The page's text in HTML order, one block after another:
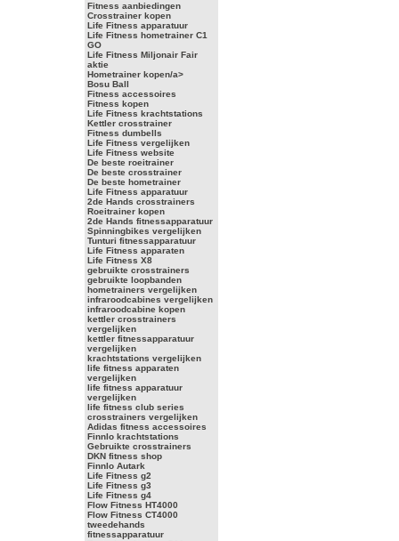
Fitness aanbiedingen
Crosstrainer kopen
Life Fitness apparatuur
Life Fitness hometrainer C1
GO
Life Fitness Miljonair Fair
aktie
Hometrainer kopen/a>
Bosu Ball
Fitness accessoires
Fitness kopen
Life Fitness krachtstations
Kettler crosstrainer
Fitness dumbells
Life Fitness vergelijken
Life Fitness website
De beste roeitrainer
De beste crosstrainer
De beste hometrainer
Life Fitness apparatuur
2de Hands crosstrainers
Roeitrainer kopen
2de Hands fitnessapparatuur
Spinningbikes vergelijken
Tunturi fitnessapparatuur
Life Fitness apparaten
Life Fitness X8
gebruikte crosstrainers
gebruikte loopbanden
hometrainers vergelijken
infraroodcabines vergelijken
infraroodcabine kopen
kettler crosstrainers
vergelijken
kettler fitnessapparatuur
vergelijken
krachtstations vergelijken
life fitness apparaten
vergelijken
life fitness apparatuur
vergelijken
life fitness club series
crosstrainers vergelijken
Adidas fitness accessoires
Finnlo krachtstations
Gebruikte crosstrainers
DKN fitness shop
Finnlo Autark
Life Fitness g2
Life Fitness g3
Life Fitness g4
Flow Fitness HT4000
Flow Fitness CT4000
tweedehands
fitnessapparatuur